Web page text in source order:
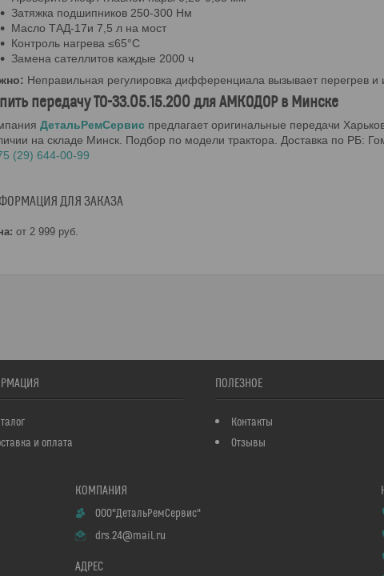
Затяжка подшипников 250-300 Нм
Масло ТАД-17и 7,5 л на мост
Контроль нагрева ≤65°C
Замена сателлитов каждые 2000 ч
Неправильная регулировка дифференциала вызывает перегрев и
передачу ТО-33.05.15.200 для АМКОДОР в Минске
ДетальРемСервис предлагает оригинальные передачи
на складе Минск. Подбор по модели трактора. Доставка по РБ:
(29) 644-00-99
ДЛЯ ЗАКАЗА
от 2 999 руб.
и оплата
ПОЛЕЗНОЕ
Контакты
Отзывы
ООО"ДетальРемСервис"
drs.24@mail.ru